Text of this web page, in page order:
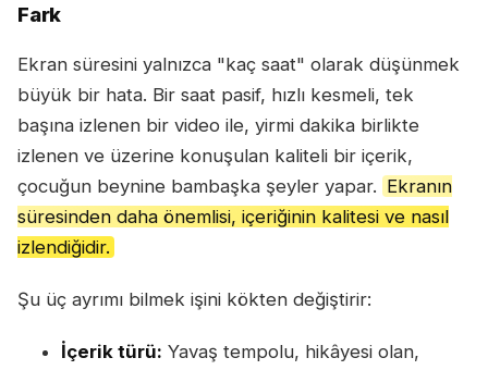
Fark
Ekran süresini yalnızca "kaç saat" olarak düşünmek
büyük bir hata. Bir saat pasif, hızlı kesmeli, tek
başına izlenen bir video ile, yirmi dakika birlikte
izlenen ve üzerine konuşulan kaliteli bir içerik,
çocuğun beynine bambaşka şeyler yapar. Ekranın
süresinden daha önemlisi, içeriğinin kalitesi ve nasıl
izlendiğidir.
Şu üç ayrımı bilmek işini kökten değiştirir:
İçerik türü: Yavaş tempolu, hikâyesi olan,